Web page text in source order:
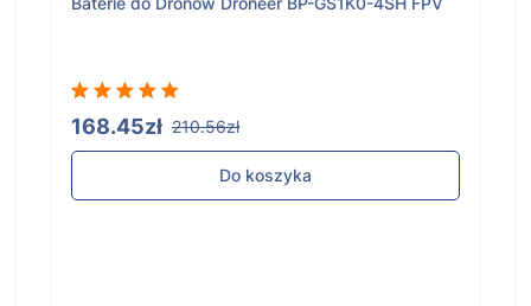
168.45zł 210.56zł
Do koszyka